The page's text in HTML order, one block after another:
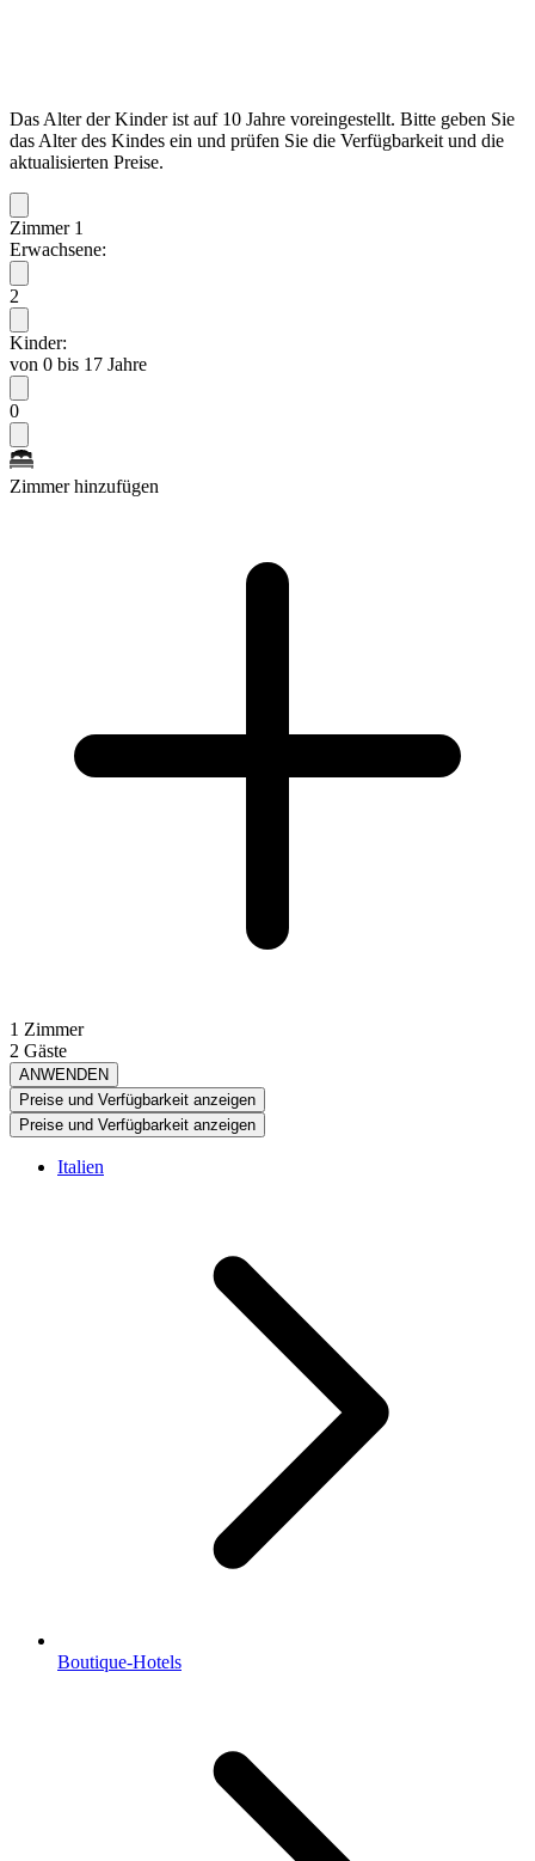
Das Alter der Kinder ist auf 10 Jahre voreingestellt. Bitte geben Sie
das Alter des Kindes ein und prüfen Sie die Verfügbarkeit und die
aktualisierten Preise.
Zimmer 1
Erwachsene:
2
Kinder:
von 0 bis 17 Jahre
0
Zimmer hinzufügen
1 Zimmer
2 Gäste
ANWENDEN
Preise und Verfügbarkeit anzeigen
Preise und Verfügbarkeit anzeigen
Italien
Boutique-Hotels